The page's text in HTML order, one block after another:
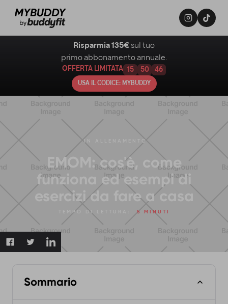
IN ALLENAMENTO
EMOM: cos'è, come
funziona ed esempi di
esercizi da fare a casa
TEMPO DI LETTURA: 5 MINUTI
Sommario
Risparmia 135€ sul tuo
primo abbonamento annuale.
OFFERTA LIMITATA 15 50 45
USA IL CODICE: MYBUDDY